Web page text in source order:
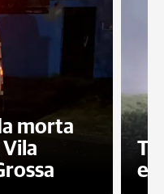
morta
e